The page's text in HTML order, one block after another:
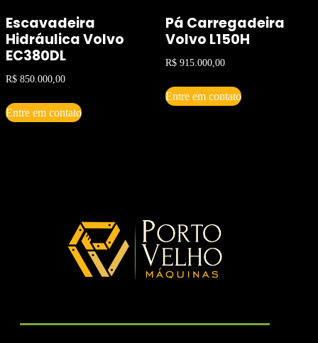
Escavadeira
Hidráulica Volvo
EC380DL
R$ 850.000,00
Entre em contato
Pá Carregadeira
Volvo L150H
R$915.000,00
Entre em contato